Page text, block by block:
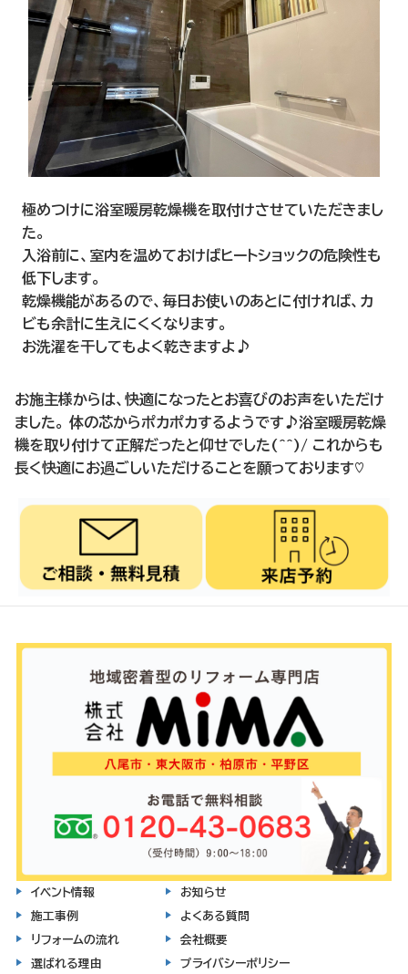
極めつけに浴室暖房乾燥機を取付けさせていただきまし
た。
入浴前に、室内を温めておけばヒートショックの危険性も
低下します。
乾燥機能があるので、毎日お使いのあとに付ければ、カ
ビも余計に生えにくくなります。
お洗濯を干してもよく乾きますよ♪
お施主様からは、快適になったとお喜びのお声をいただけ
ました。 体の芯からポカポカするようです♪浴室暖房乾燥
機を取り付けて正解だったと仰せでした(^^)/ これからも
長く快適にお過ごしいただけることを願っております♡
イベント情報
施工事例
リフォームの流れ
選ばれる理由
お知らせ
よくある質問
会社概要
プライバシーポリシー